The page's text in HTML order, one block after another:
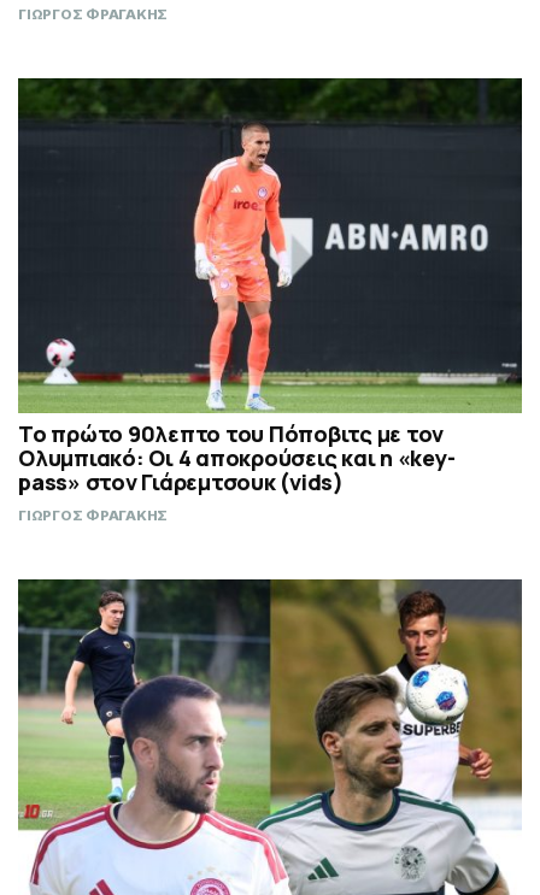
ΓΙΩΡΓΟΣ ΦΡΑΓΑΚΗΣ
Το πρώτο 90λεπτο του Πόποβιτς με τον
Ολυμπιακό: Οι 4 αποκρούσεις και η «key-
pass» στον Γιάρεμτσουκ (vids)
ΓΙΩΡΓΟΣ ΦΡΑΓΑΚΗΣ